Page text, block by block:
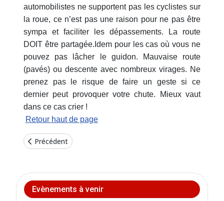
automobilistes ne supportent pas les cyclistes sur
la roue, ce n’est pas une raison pour ne pas être
sympa et faciliter les dépassements. La route
DOIT être partagée.Idem pour les cas où vous ne
pouvez pas lâcher le guidon. Mauvaise route
(pavés) ou descente avec nombreux virages. Ne
prenez pas le risque de faire un geste si ce
dernier peut provoquer votre chute. Mieux vaut
dans ce cas crier !
Retour haut de page
Article précédent : Règles de circulation pour les cyclistes
Précédent
Evènements à venir